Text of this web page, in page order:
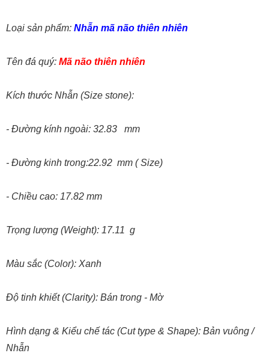
Loại sản phẩm: Nhẫn mã não thiên nhiên
Tên đá quý: Mã não thiên nhiên
Kích thước Nhẫn (Size stone):
- Đường kính ngoài: 32.83 mm
- Đường kinh trong:22.92 mm ( Size)
- Chiều cao: 17.82 mm
Trọng lượng (Weight): 17.11 g
Màu sắc (Color): Xanh
Độ tinh khiết (Clarity): Bán trong - Mờ
Hình dạng & Kiểu chế tác (Cut type & Shape): Bản vuông /
Nhẫn